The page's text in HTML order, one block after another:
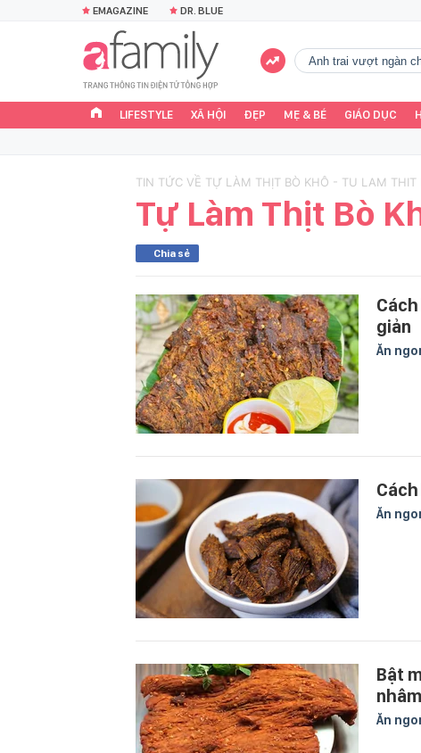
EMAGAZINE DR. BLUE
Anh trai vượt ngàn
LIFESTYLE XÃ HỘI ĐẸP MẸ & BÉ GIÁO DỤC
TIN TỨC VỀ TỰ LÀM THỊT BÒ KHÔ - TU LAM THIT
Tự Làm Thịt Bò
Chia sẻ
giản
Ăn
Ăn
Bật
Ăn